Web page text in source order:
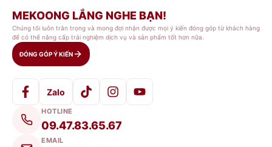
MEKOONG LẮNG NGHE BẠN!
Chúng tôi luôn trân trọng và mong đợi nhận được mọi ý kiến đóng góp từ khách hàng
để có thể nâng cấp trải nghiệm dịch vụ và sản phẩm tốt hơn nữa.
ĐÓNG GÓP Ý KIẾN
Zalo
HOTLINE
09.47.83.65.67
EMAIL